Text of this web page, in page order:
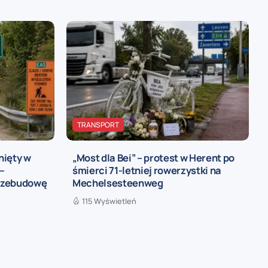
w
TRANSPORT
„Most dla Bei” – protest w Herent po
śmierci 71-letniej rowerzystki na
Mechelsesteenweg
115 Wyświetleń